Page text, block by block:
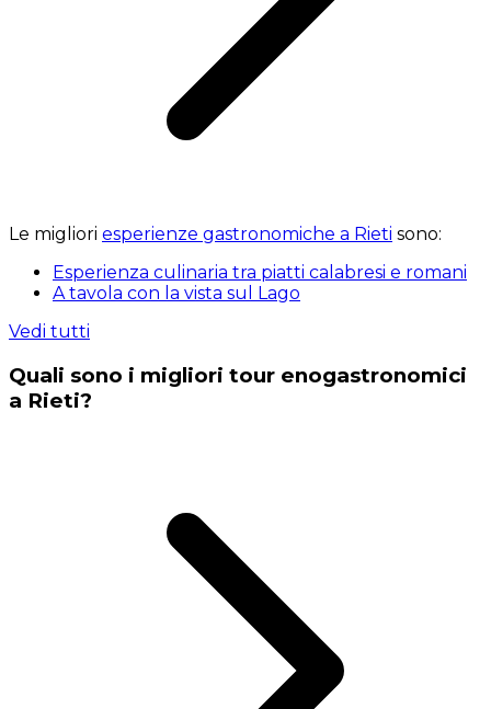
Le migliori esperienze gastronomiche a Rieti sono:
Esperienza culinaria tra piatti calabresi e romani
A tavola con la vista sul Lago
Vedi tutti
Quali sono i migliori tour enogastronomici
a Rieti?